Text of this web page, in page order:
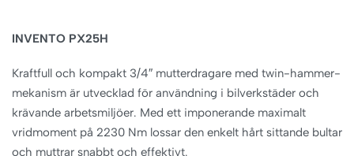
INVENTO PX25H
Kraftfull och kompakt 3/4″ mutterdragare med twin-hammer-
mekanism är utvecklad för användning i bilverkstäder och
krävande arbetsmiljöer. Med ett imponerande maximalt
vridmoment på 2230 Nm lossar den enkelt hårt sittande bultar
och muttrar snabbt och effektivt.